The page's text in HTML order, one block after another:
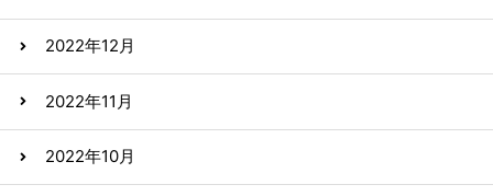
2022年12月
2022年11月
2022年10月